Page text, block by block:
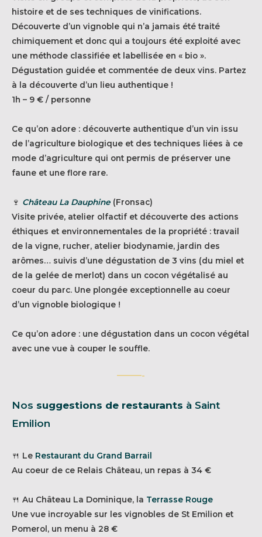
histoire et de ses techniques de vinifications.
Découverte d’un vignoble qui n’a jamais été traité
chimiquement et donc qui a toujours été exploité avec
une méthode classifiée et labellisée en « bio ».
Dégustation guidée et commentée de deux vins. Partez
à la découverte d’un lieu authentique !
1h – 9 € / personne
Ce qu’on adore : découverte authentique d’un vin issu
de l’agriculture biologique et des techniques liées à ce
mode d’agriculture qui ont permis de préserver une
faune et une flore rare.
🍷 Château La Dauphine (Fronsac)
Visite privée, atelier olfactif et découverte des actions
éthiques et environnementales de la propriété : travail
de la vigne, rucher, atelier biodynamie, jardin des
arômes… suivis d’une dégustation de 3 vins (du miel et
de la gelée de merlot) dans un cocon végétalisé au
coeur du parc. Une plongée exceptionnelle au coeur
d’un vignoble biologique !
Ce qu’on adore : une dégustation dans un cocon végétal
avec une vue à couper le souffle.
———-
Nos suggestions de restaurants à Saint
Emilion
🍴 Le Restaurant du Grand Barrail
Au coeur de ce Relais Château, un repas à 34 €
🍴 Au Château La Dominique, la Terrasse Rouge
Une vue incroyable sur les vignobles de St Emilion et
Pomerol, un menu à 28 €